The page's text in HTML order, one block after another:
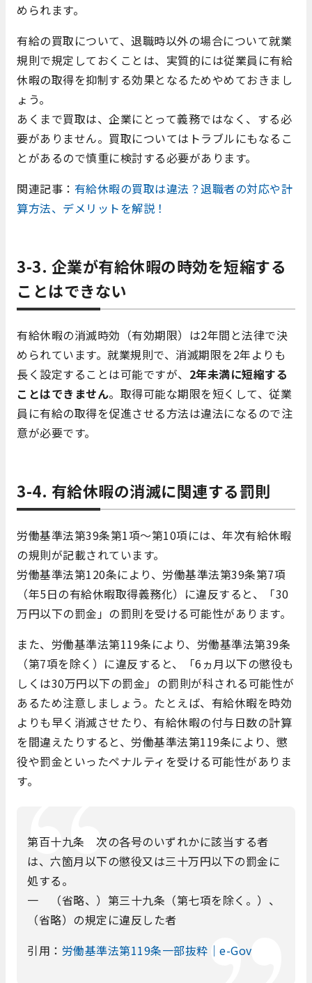
められます。
有給の買取について、退職時以外の場合について就業
規則で規定しておくことは、実質的には従業員に有給
休暇の取得を抑制する効果となるためやめておきまし
ょう。
あくまで買取は、企業にとって義務ではなく、する必
要がありません。買取についてはトラブルにもなるこ
とがあるので慎重に検討する必要があります。
関連記事： 有給休暇の買取は違法？退職者の対応や計
算方法、デメリットを解説！
3-3. 企業が有給休暇の時効を短縮する
ことはできない
有給休暇の消滅時効（有効期限）は2年間と法律で決
められています。就業規則で、消滅期限を2年よりも
長く設定することは可能ですが、 2年未満に短縮する
ことはできません。取得可能な期限を短くして、従業
員に有給の取得を促進させる方法は違法になるので注
意が必要です。
3-4. 有給休暇の消滅に関連する罰則
労働基準法第39条第1項～第10項には、年次有給休暇
の規則が記載されています。
労働基準法第120条により、労働基準法第39条第7項
（年5日の有給休暇取得義務化）に違反すると、「30
万円以下の罰金」の罰則を受ける可能性があります。
また、労働基準法第119条により、労働基準法第39条
（第7項を除く）に違反すると、「6 ヵ月以下の懲役も
しくは30万円以下の罰金」の罰則が科される可能性が
あるため注意しましょう。たとえば、有給休暇を時効
よりも早く消滅させたり、有給休暇の付与日数の計算
を間違えたりすると、労働基準法第119条により、懲
役や罰金といったペナルティを受ける可能性がありま
す。
第百十九条 次の各号のいずれかに該当する者
は、六箇月以下の懲役又は三十万円以下の罰金に
処する。
一 （省略、）第三十九条（第七項を除く。）、
（省略）の規定に違反した者
引用： 労働基準法第119条一部抜粋｜e-Gov